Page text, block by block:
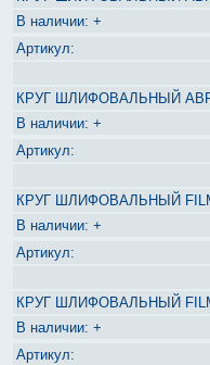
+
КРУГ ШЛИФОВАЛЬНЫЙ
+
КРУГ ШЛИФОВАЛЬНЫЙ
+
КРУГ ШЛИФОВАЛЬНЫЙ
+